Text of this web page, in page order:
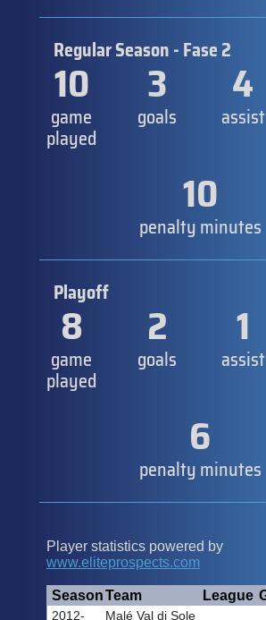
Regular Season - Fase 2
10
game
played
3
goals
4
assist
10
penalty minutes
Playoff
8
game
played
2
goals
1
assist
6
penalty minutes